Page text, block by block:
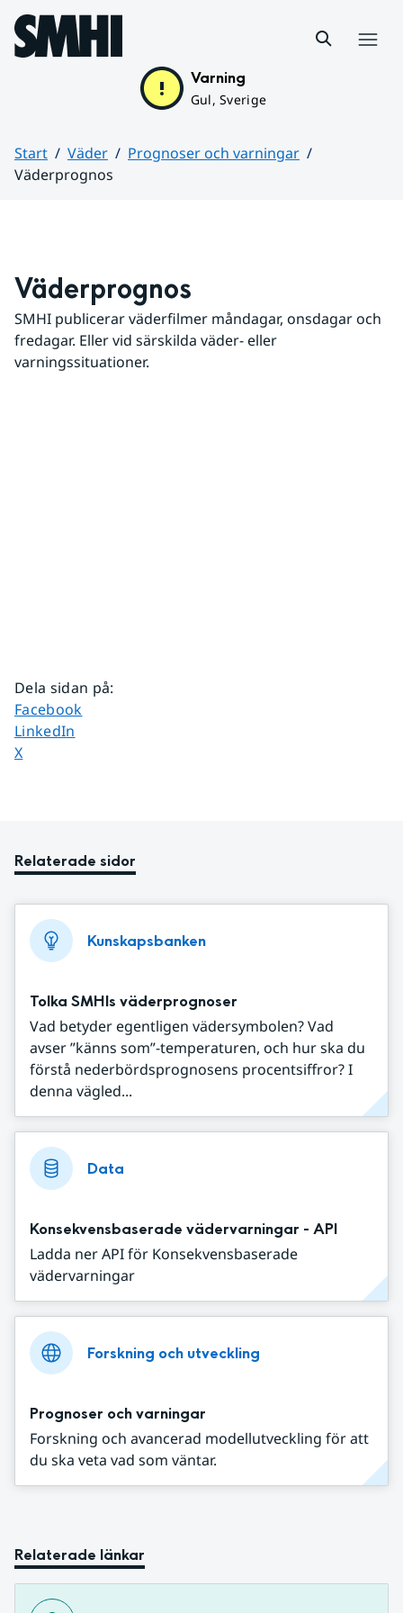
Hoppa till sidans innehåll
Varning
Gul, Sverige
Start Väder
Prognoser och varningar
Väderprognos
Väderprognos
SMHI publicerar väderfilmer måndagar, onsdagar och
fredagar. Eller vid särskilda väder- eller
varningssituationer.
Dela sidan på:
Dela sidan på
Facebook
Dela sidan på
LinkedIn
Dela sidan på
X
Relaterade sidor
Kunskapsbanken
Tolka SMHIs väderprognoser
Vad betyder egentligen vädersymbolen? Vad
avser ”känns som”-temperaturen, och hur ska du
förstå nederbördsprognosens procentsiffror? I
denna vägled...
Data
Konsekvensbaserade vädervarningar - API
Ladda ner API för Konsekvensbaserade
vädervarningar
Forskning och utveckling
Prognoser och varningar
Forskning och avancerad modellutveckling för att
du ska veta vad som väntar.
Relaterade länkar